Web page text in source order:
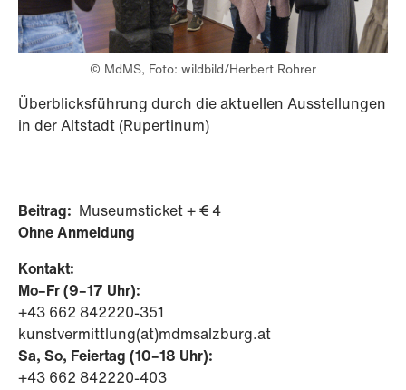
© MdMS, Foto: wildbild/Herbert Rohrer
Überblicksführung durch die aktuellen Ausstellungen
in der Altstadt (Rupertinum)
Beitrag: Museumsticket + € 4
Ohne Anmeldung
Kontakt:
Mo–Fr (9–17 Uhr):
+43 662 842220-351
kunstvermittlung(at)mdmsalzburg.at
Sa, So, Feiertag (10–18 Uhr):
+43 662 842220-403